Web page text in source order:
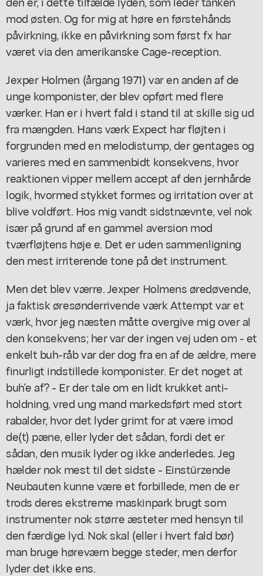
mod østen. Og for mig at høre en førstehånds
påvirkning, ikke en påvirkning som først fx har
været via den amerikanske Cage-reception.
Jexper Holmen (årgang 1971) var en anden af de
unge komponister, der blev opført med flere
værker. Han er i hvert fald i stand til at skille sig ud
fra mængden. Hans værk Expect har fløjten i
forgrunden med en melodistump, der gentages og
varieres med en sammenbidt konsekvens, hvor
reaktionen vipper mellem accept af den jernhårde
logik, hvormed stykket formes og irritation over at
blive voldført. Hos mig vandt sidstnævnte, vel nok
især på grund af en gammel aversion mod
tværfløjtens høje e. Det er uden sammenligning
den mest irriterende tone på det instrument.
Men det blev værre. Jexper Holmens øredøvende,
ja faktisk øresønderrivende værk Attempt var et
værk, hvor jeg næsten måtte overgive mig over al
den konsekvens; her var der ingen vej uden om - et
enkelt buh-råb var der dog fra en af de ældre, mere
finurligt indstillede komponister. Er det noget at
buh'e af? - Er der tale om en lidt krukket anti-
holdning, vred ung mand markedsført med stort
rabalder, hvor det lyder grimt for at være imod
de(t) pæne, eller lyder det sådan, fordi det er
sådan, den musik lyder og ikke anderledes. Jeg
hælder nok mest til det sidste - Einstürzende
Neubauten kunne være et forbillede, men de er
trods deres ekstreme maskinpark brugt som
instrumenter nok større æsteter med hensyn til
den færdige lyd. Nok skal (eller i hvert fald bør)
man bruge høreværn begge steder, men derfor
lyder det ikke ens.